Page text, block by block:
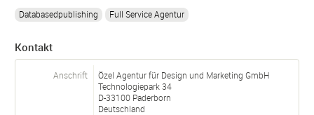
Databasedpublishing Full Service Agentur
Kontakt
Anschrift
Özel Agentur für Design und Marketing GmbH
Technologiepark 34
D-33100 Paderborn
Deutschland